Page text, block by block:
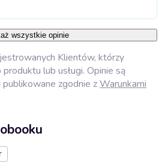
wszystkie opinie
Klientów, którzy
lub usługi. Opinie są
zgodnie zWarunkami